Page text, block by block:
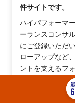
件サイトです。
ハイパフォーマ
ーランスコンサ
にご登録いただ
ローアップなど
ントを支えるフ
用頂いておりま